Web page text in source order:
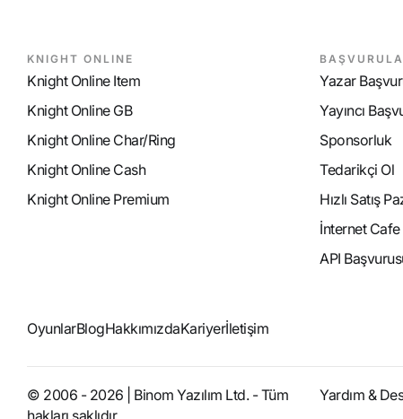
KNIGHT ONLINE
Knight Online Item
Knight Online GB
Knight Online Char/Ring
Knight Online Cash
Knight Online Premium
Yazar
Yayıncı
Sponsorluk
Tedarikçi Ol
Hızlı Satış
İnternet
API
OyunlarBlogHakkımızdaKariyerİletişim
© 2006 - 2026 | Binom Yazılım Ltd. - Tüm
hakları saklıdır.
Yardım &